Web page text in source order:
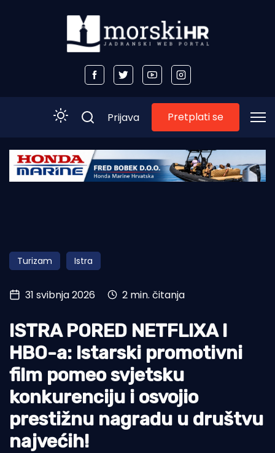
Početna
Obala
Otoci
Turizam i nautika
Pomorstvo
Ribolov
Ekologija
Tradicija i kultura
Prijava Pretplati se
Turizam Istra
31 svibnja 2026 2 min. čitanja
ISTRA PORED NETFLIXA I
HBO-a: Istarski promotivni
film pomeo svjetsku
konkurenciju i osvojio
prestižnu nagradu u društvu
najvećih!